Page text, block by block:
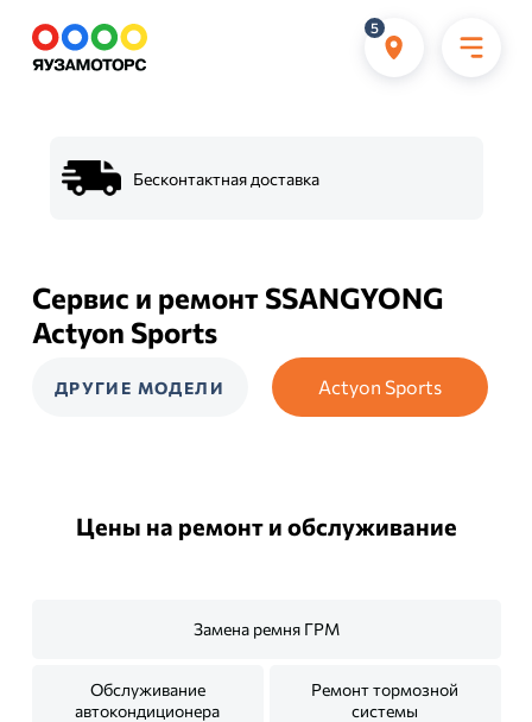
5
Бесконтактная доставка
Сервис и ремонт SSANGYONG
Actyon Sports
ДРУГИЕ МОДЕЛИ Actyon Sports
Цены на ремонт и обслуживание
Замена ремня ГРМ
Обслуживание
автокондиционера
Ремонт тормозной
системы